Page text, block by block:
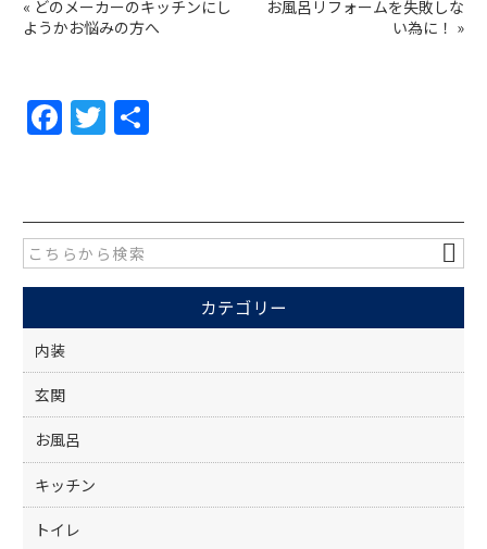
« どのメーカーのキッチンにし
ようかお悩みの方へ
お風呂リフォームを失敗しな
い為に！ »
F
a
e
b
o
o
k
T
w
er
カテゴリー
内装
玄関
お風呂
キッチン
トイレ